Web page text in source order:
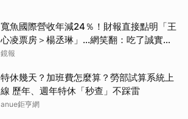
寬魚國際營收年減24％！財報直接點明「王
心凌票房＞楊丞琳」…網笑翻：吃了誠實果
實？
鏡報
特休幾天？加班費怎麼算？勞部試算系統上
線 歷年、週年特休「秒查」不踩雷
anue鉅亨網